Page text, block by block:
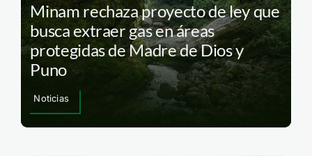
Minam rechaza proyecto de ley que
busca extraer gas en áreas
protegidas de Madre de Dios y
Puno
Noticias